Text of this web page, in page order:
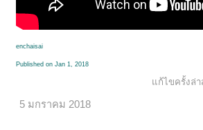
enchaisai
Published on Jan 1, 2018
แก้ไขครั้งล่า
5 มกราคม 2018